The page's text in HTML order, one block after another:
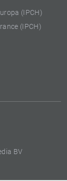
BV
(IPCH)
(IPCH)